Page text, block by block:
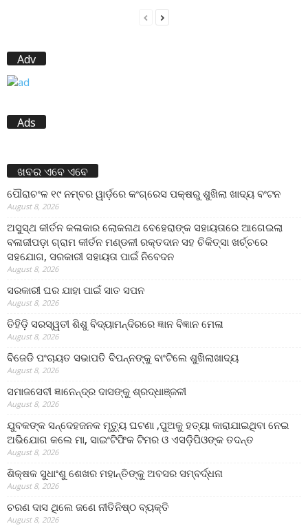
Adv
Ads
ଖବର ଏବେ ଏବେ
ପୌରାଚଂଳ ୧୯ ନମ୍ବର ୱାର୍ଡ଼ରେ କଂଗ୍ରେସ ପକ୍ଷରୁ ଶୁଖିଲା ଖାଦ୍ୟ ବଂଟନ
August 8, 2026
ଅସୁସ୍ଥ କୀର୍ତନ କଳାକାର ଲୋକନାଥ ବେହେରାଙ୍କ ସହାୟତାରେ ଆଗେଇଲା
ବଳାଜୀପଡ଼ା ଗ୍ରାମ କୀର୍ତନ ମଣ୍ଡଳୀ ରକ୍ତଦାନ ସହ ଚିକିତ୍ସା ଖର୍ଚ୍ଚରେ
ସହଯୋଗ, ସରକାରୀ ସହାୟତା ପାଇଁ ନିବେଦନ
August 8, 2026
ସରକାରୀ ଘର ଯାହା ପାଇଁ ସାତ ସପନ
August 8, 2026
ତିହିଡି଼ ସରସ୍ୱତୀ ଶିଶୁ ବିଦ୍ୟାମନ୍ଦିରରେ ଜ୍ଞାନ ବିଜ୍ଞାନ ମେଳା
August 8, 2026
ବିଜେଡି ପଂଚାୟତ ସଭାପତି ବିପନ୍ନଙ୍କୁ ବାଂଟିଲେ ଶୁଖିଲାଖାଦ୍ୟ
August 8, 2026
ସମାଜସେବୀ ଜ୍ଞାନେନ୍ଦ୍ର ଦାସଙ୍କୁ ଶ୍ରଦ୍ଧାଞ୍ଜଳୀ
August 8, 2026
ଯୁବକଙ୍କ ସନ୍ଦେହଜନକ ମୃତ୍ୟୁ ଘଟଣା ,ପୁଅକୁ ହତ୍ୟା କାରାଯାଇଥିବା ନେଇ
ଅଭିଯୋଗ କଲେ ମା, ସାଇଂଟିଫିକ ଟିମର ଓ ଏସଡ଼ିପିଓଙ୍କ ତଦନ୍ତ
August 8, 2026
ଶିକ୍ଷକ ସୁଧାଂଶୁ ଶେଖର ମହାନ୍ତିଙ୍କୁ ଅବସର ସମ୍ବର୍ଦ୍ଧନା
August 8, 2026
ଚରଣ ଦାସ ଥିଲେ ଜଣେ ନୀତିନିଷ୍ଠ ବ୍ୟକ୍ତି
August 8, 2026